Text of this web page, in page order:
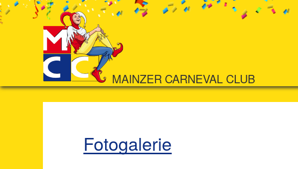
MAINZER CARNEVAL CLUB
Fotogalerie